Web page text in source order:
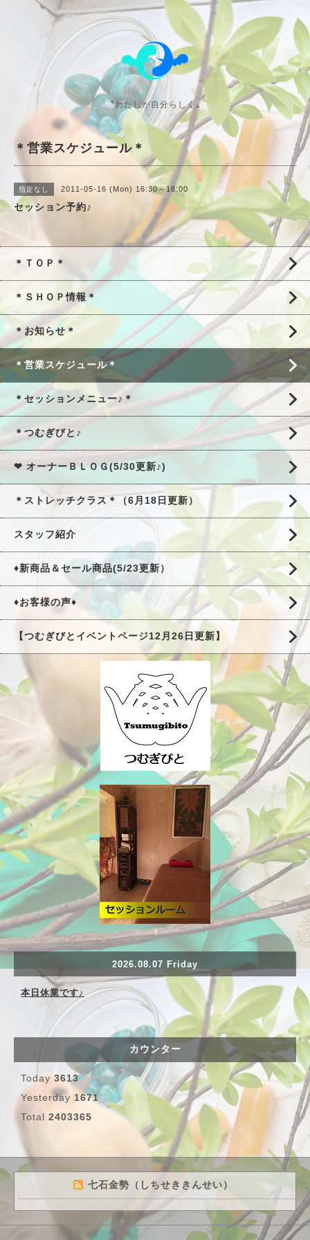
〝わたしが自分らしく〟
＊営業スケジュール＊
指定なし 2011-05-16 (Mon) 16:30～18:00
セッション予約♪
＊ＴＯＰ＊
＊ＳＨＯＰ情報＊
＊お知らせ＊
＊営業スケジュール＊
＊セッションメニュー♪＊
＊つむぎびと♪
❤ オーナーＢＬＯＧ(5/30更新♪)
＊ストレッチクラス＊（6月18日更新）
スタッフ紹介
♦新商品＆セール商品(5/23更新）
♦お客様の声♦
【つむぎびとイベントページ12月26日更新】
2026.08.07 Friday
本日休業です♪
カウンター
Today 3613
Yesterday 1671
Total 2403365
七石金勢（しちせききんせい）